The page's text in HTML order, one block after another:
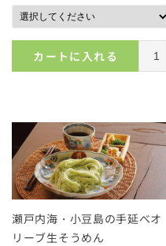
カートに入れる
瀬戸内海・小豆島の手延べオ
リーブ生そうめん